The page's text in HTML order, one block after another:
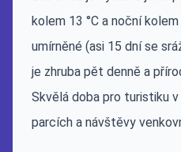
kolem 13 °C a noční
umírněné (asi 15 dní se
je zhruba pět denně a
Skvělá doba pro turistiku
parcích a návštěvy